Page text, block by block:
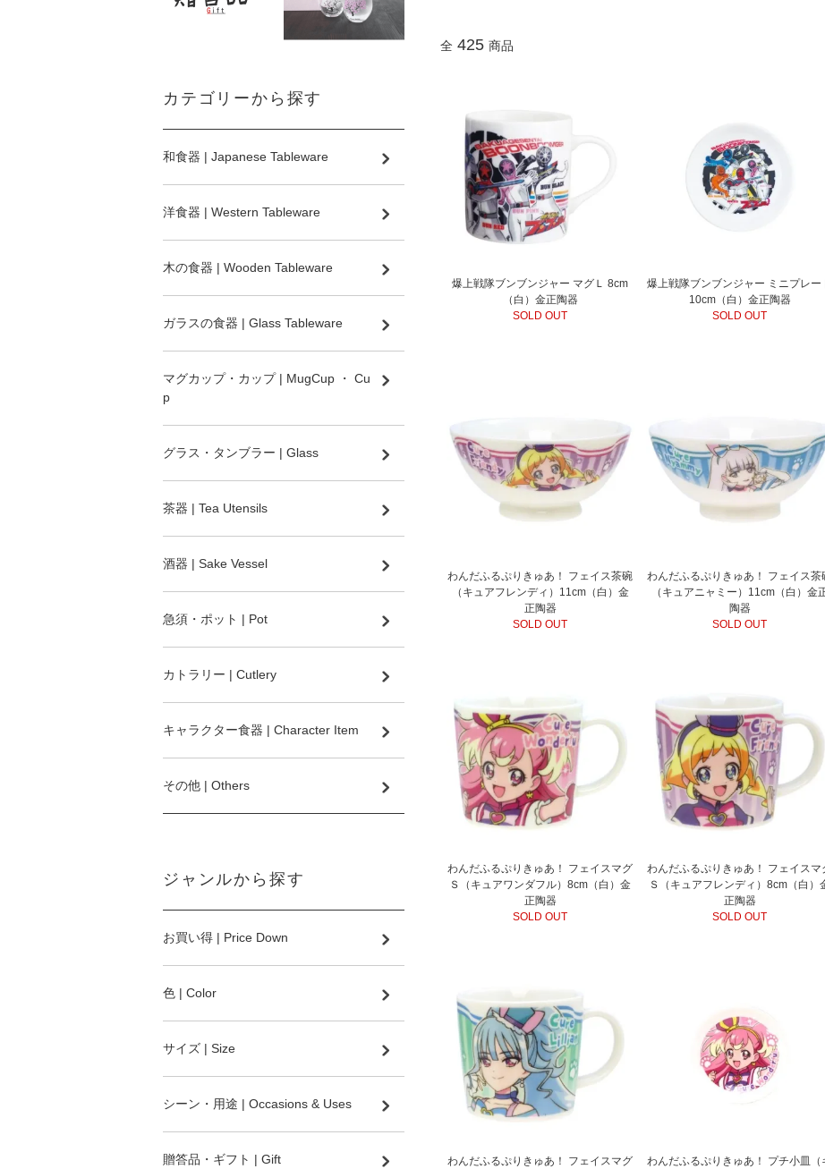
全 425 商品
爆上戦隊ブンブンジャー マグＬ 8cm
（白）金正陶器
SOLD OUT
爆上戦隊ブンブンジャー ミニプレー
10cm（白）金正陶器
SOLD OUT
わんだふるぷりきゅあ！ フェイス茶碗
（キュアフレンディ）11cm（白）金
正陶器
SOLD OUT
わんだふるぷりきゅあ！ フェイス茶
（キュアニャミー）11cm（白）金
陶器
SOLD OUT
わんだふるぷりきゅあ！ フェイスマグ
Ｓ（キュアワンダフル）8cm（白）金
正陶器
SOLD OUT
わんだふるぷりきゅあ！ フェイスマ
Ｓ（キュアフレンディ）8cm（白）
正陶器
SOLD OUT
わんだふるぷりきゅあ！ フェイスマグ
わんだふるぷりきゅあ！ プチ小皿（
カテゴリーから探す
和食器 | Japanese Tableware
洋食器 | Western Tableware
木の食器 | Wooden Tableware
ガラスの食器 | Glass Tableware
マグカップ・カップ | MugCup ・ Cu
p
グラス・タンブラー | Glass
茶器 | Tea Utensils
酒器 | Sake Vessel
急須・ポット | Pot
カトラリー | Cutlery
キャラクター食器 | Character Item
その他 | Others
ジャンルから探す
お買い得 | Price Down
色 | Color
サイズ | Size
シーン・用途 | Occasions & Uses
贈答品・ギフト | Gift